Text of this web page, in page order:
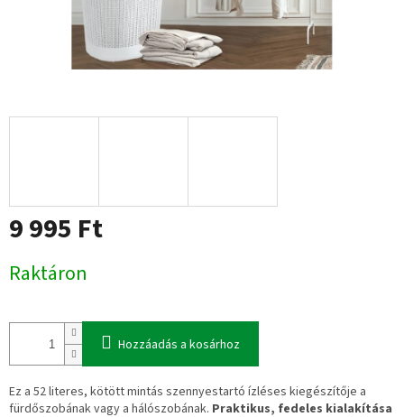
9 995 Ft
Raktáron
Hozzáadás a kosárhoz
Ez a 52 literes, kötött mintás szennyestartó ízléses kiegészítője a
fürdőszobának vagy a hálószobának. Praktikus, fedeles kialakítása